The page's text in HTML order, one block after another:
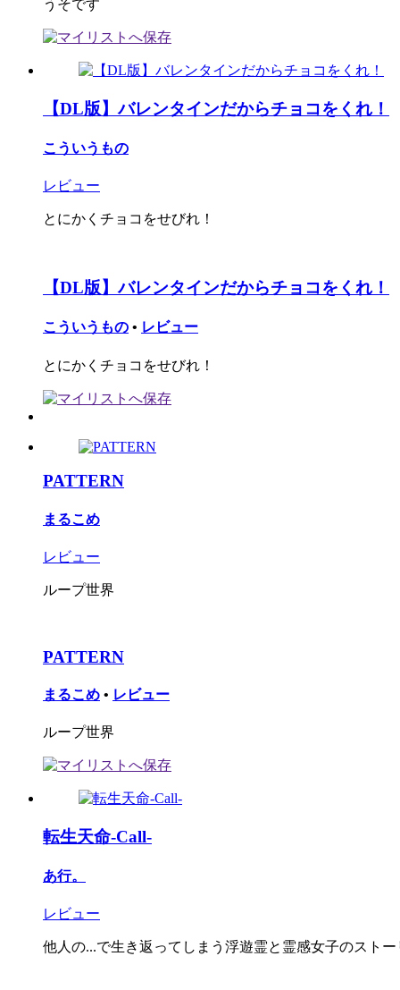
うそです
【DL版】バレンタインだからチョコをくれ！
こういうもの
レビュー
とにかくチョコをせびれ！
【DL版】バレンタインだからチョコをくれ！
こういうもの • レビュー
とにかくチョコをせびれ！
PATTERN
まるこめ
レビュー
ループ世界
PATTERN
まるこめ • レビュー
ループ世界
転生天命-Call-
あ行。
レビュー
他人の...で生き返ってしまう浮遊霊と霊感女子のストー